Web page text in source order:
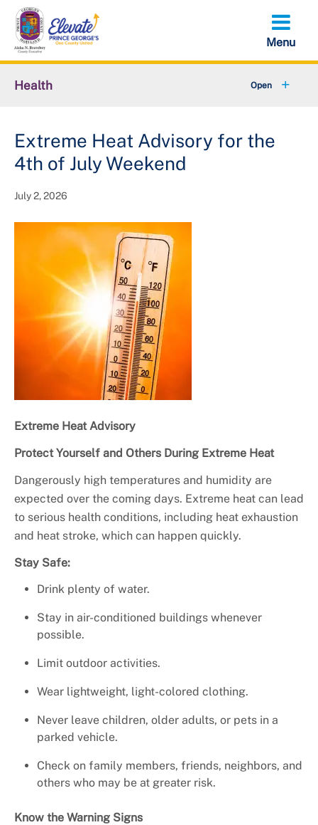
Skip
main
content
Health
Local Behavioral Health Authority (LBHA)
Family Health Services
Health and Wellness
Services
Extreme Heat Advisory for the
4th of July Weekend
July 2, 2026
Extreme Heat Advisory
Protect Yourself and Others During Extreme Heat
Dangerously high temperatures and humidity are
expected over the coming days. Extreme heat can lead
to serious health conditions, including heat exhaustion
and heat stroke, which can happen quickly.
Stay Safe:
Drink plenty of water.
Stay in air-conditioned buildings whenever
possible.
Limit outdoor activities.
Wear lightweight, light-colored clothing.
Never leave children, older adults, or pets in a
parked vehicle.
Check on family members, friends, neighbors, and
others who may be at greater risk.
Know the Warning Signs